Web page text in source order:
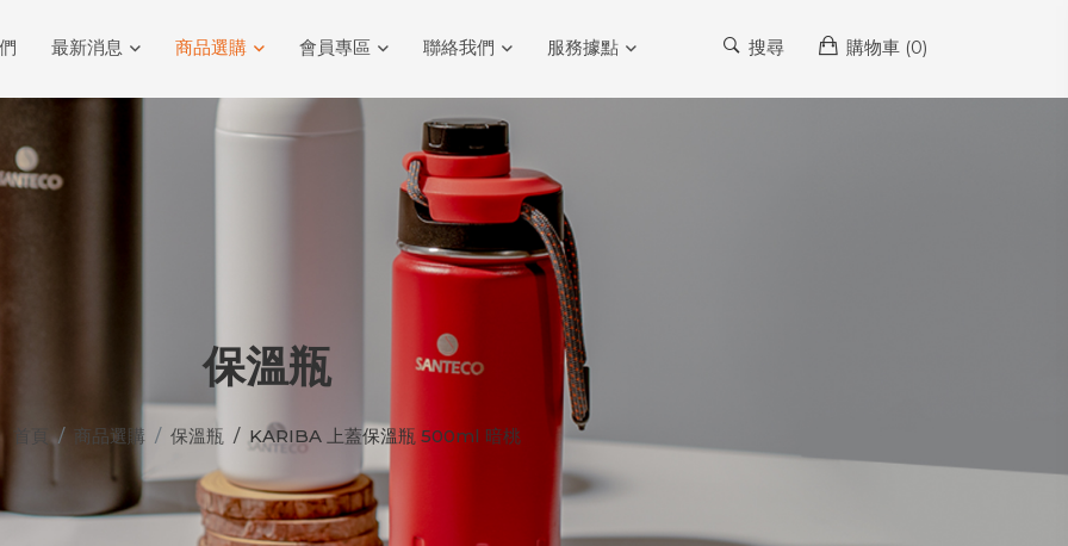
最新消息 商品選購 會員專區 聯絡我們 服務據點 搜尋 購物車 (0)
保溫瓶
商品選購 保溫瓶 KARIBA 上蓋保溫瓶 500ml 暗桃